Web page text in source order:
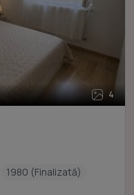
4
1980 (Finalizată)